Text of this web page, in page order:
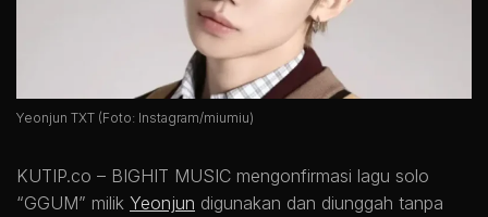
Yeonjun TXT (Foto: Instagram/miumiu)
KUTIP.co – BIGHIT MUSIC mengonfirmasi lagu solo
“GGUM” milik Yeonjun digunakan dan diunggah tanpa